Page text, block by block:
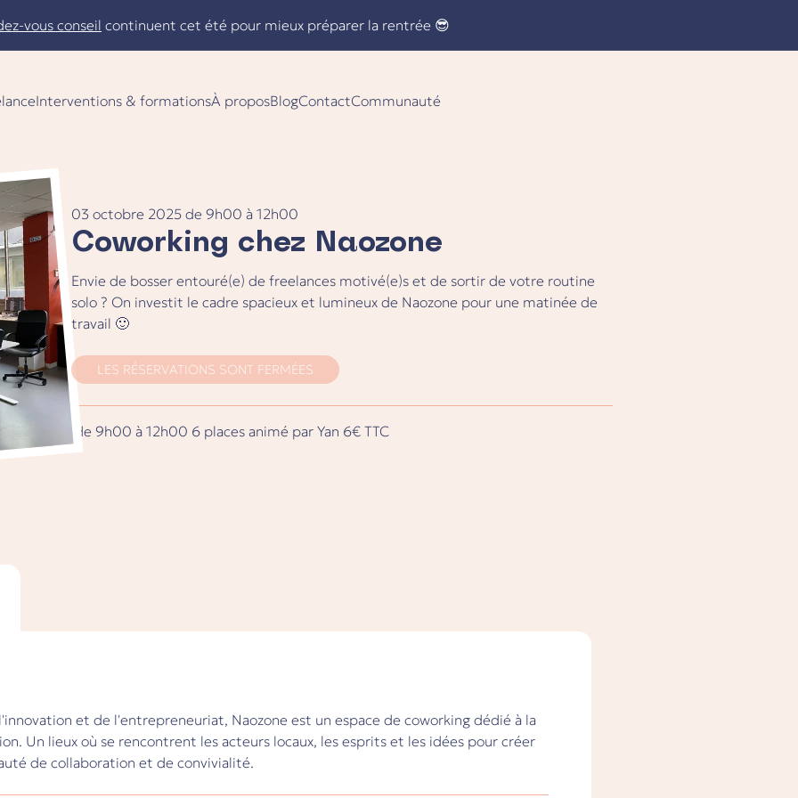
vous conseil continuent cet été pour mieux préparer la rentrée 😎
Interventions & formationsÀ proposBlogContactCommunauté
03 octobre 2025 de 9h00 à 12h00
Coworking chez Naozone
Envie de bosser entouré(e) de freelances motivé(e)s et de sortir de votre routine
solo ? On investit le cadre spacieux et lumineux de Naozone pour une matinée de
travail 🙂
LES RÉSERVATIONS SONT FERMÉES
de 9h00 à 12h00 6 places animé par Yan 6€ TTC
et de l'entrepreneuriat, Naozone est un espace de coworking dédié à la
Un lieux où se rencontrent les acteurs locaux, les esprits et les idées pour créer
de collaboration et de convivialité.